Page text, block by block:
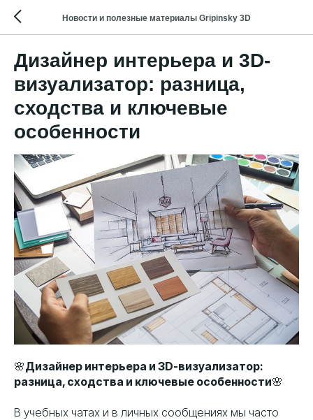
Новости и полезные материалы Gripinsky 3D
Дизайнер интерьера и 3D-
визуализатор: разница,
сходства и ключевые
особенности
🌸Дизайнер интерьера и 3D-визуализатор:
разница, сходства и ключевые особенности🌸
В учебных чатах и в личных сообщениях мы часто